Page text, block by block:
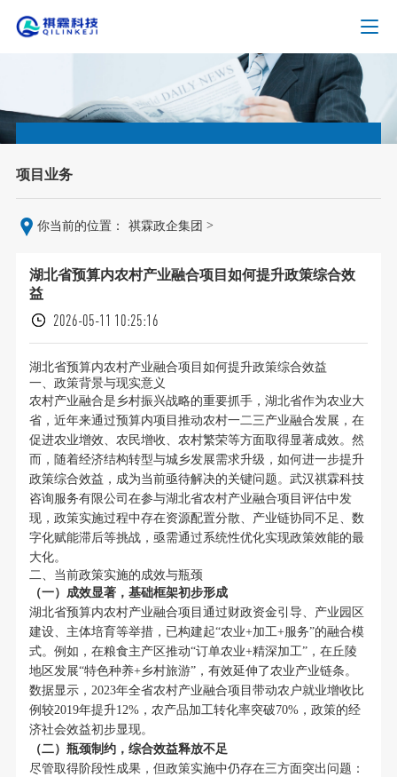
项目业务
你当前的位置： 祺霖政企集团 >
湖北省预算内农村产业融合项目如何提升政策综合效
益
2026-05-11 10:25:16
湖北省预算内农村产业融合项目如何提升政策综合效益
一、政策背景与现实意义
农村产业融合是乡村振兴战略的重要抓手，湖北省作为农业大
省，近年来通过预算内项目推动农村一二三产业融合发展，在
促进农业增效、农民增收、农村繁荣等方面取得显著成效。然
而，随着经济结构转型与城乡发展需求升级，如何进一步提升
政策综合效益，成为当前亟待解决的关键问题。武汉祺霖科技
咨询服务有限公司在参与湖北省农村产业融合项目评估中发
现，政策实施过程中存在资源配置分散、产业链协同不足、数
字化赋能滞后等挑战，亟需通过系统性优化实现政策效能的最
大化。
二、当前政策实施的成效与瓶颈
（一）成效显著，基础框架初步形成
湖北省预算内农村产业融合项目通过财政资金引导、产业园区
建设、主体培育等举措，已构建起“农业+加工+服务”的融合模
式。例如，在粮食主产区推动“订单农业+精深加工”，在丘陵
地区发展“特色种养+乡村旅游”，有效延伸了农业产业链条。
数据显示，2023年全省农村产业融合项目带动农户就业增收比
例较2019年提升12%，农产品加工转化率突破70%，政策的经
济社会效益初步显现。
（二）瓶颈制约，综合效益释放不足
尽管取得阶段性成果，但政策实施中仍存在三方面突出问题：